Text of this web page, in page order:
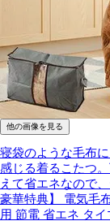
他の画像を見る
寝袋のような毛布
感じる着るこたつ
えて省エネなので
豪華特典】 電気毛
用 節電 省エネ タ